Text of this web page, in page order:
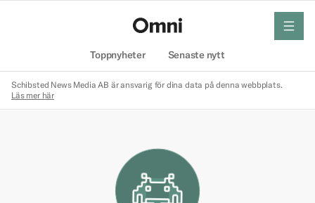
Toppnyheter Senaste nytt
meny
Schibsted News Media AB är ansvarig för dina data på denna webbplats.
Läs mer här